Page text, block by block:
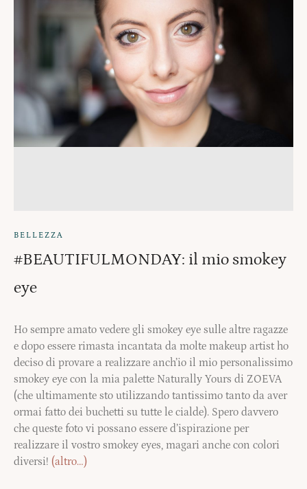
BELLEZZA
#BEAUTIFULMONDAY: il mio smokey
eye
Ho sempre amato vedere gli smokey eye sulle altre ragazze
e dopo essere rimasta incantata da molte makeup artist ho
deciso di provare a realizzare anch’io il mio personalissimo
smokey eye con la mia palette Naturally Yours di ZOEVA
(che ultimamente sto utilizzando tantissimo tanto da aver
ormai fatto dei buchetti su tutte le cialde). Spero davvero
che queste foto vi possano essere d’ispirazione per
realizzare il vostro smokey eyes, magari anche con colori
diversi! (altro…)